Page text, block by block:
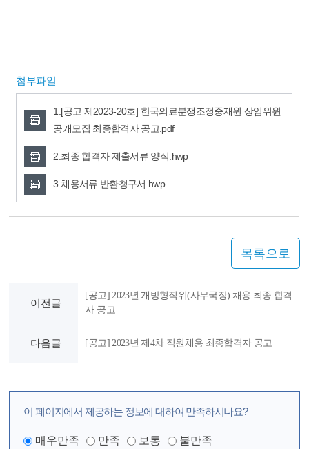
첨부파일
1.[공고 제2023-20호] 한국의료분쟁조정중재원 상임위원
공개모집 최종합격자 공고.pdf
2.최종 합격자 제출서류 양식.hwp
3.채용서류 반환청구서.hwp
목록으로
이전글
[공고] 2023년 개방형직위(사무국장) 채용 최종 합격
자 공고
다음글 [공고] 2023년 제4차 직원채용 최종합격자 공고
이 페이지에서 제공하는 정보에 대하여 만족하시나요?
매우만족 만족 보통 불만족